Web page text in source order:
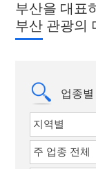
관광 사업체
주요사업
알림마당
관광안내소
부산을 대표
부산 관광의
업종별